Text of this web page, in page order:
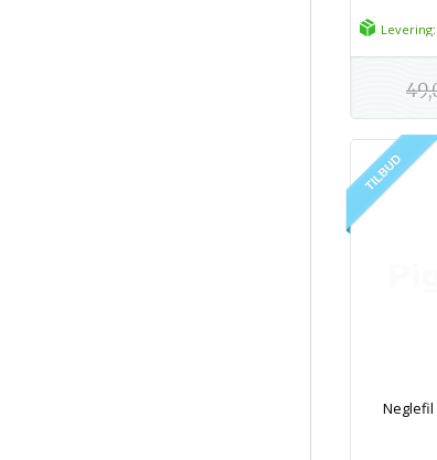
Neglefil